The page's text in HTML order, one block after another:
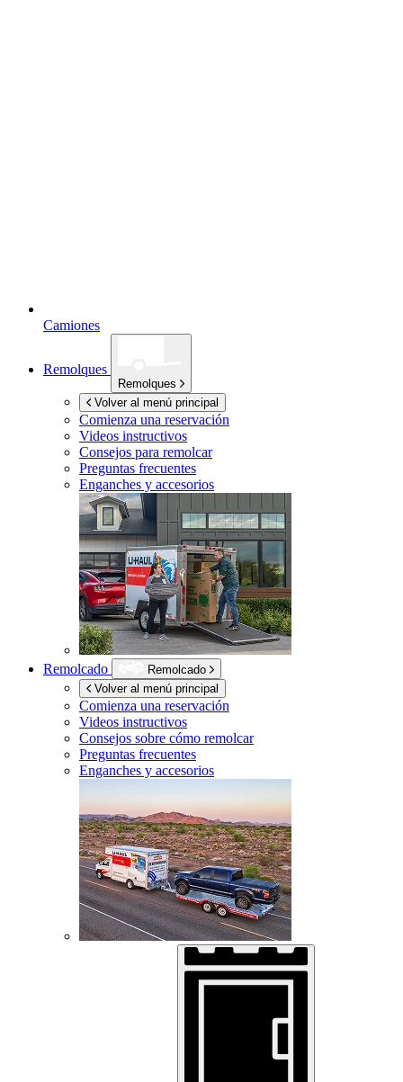
Camiones
Remolques
Remolques
Volver al menú principal
Comienza una reservación
Videos instructivos
Consejos para remolcar
Preguntas frecuentes
Enganches y accesorios
Remolcado
Remolcado
Volver al menú principal
Comienza una reservación
Videos instructivos
Consejos sobre cómo remolcar
Preguntas frecuentes
Enganches y accesorios